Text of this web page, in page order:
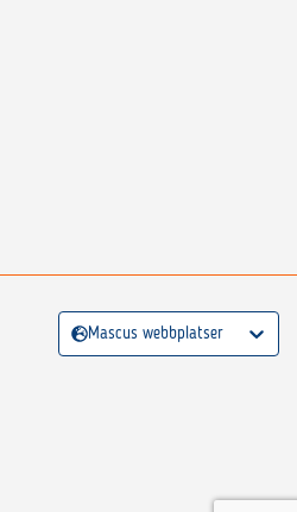
Mascus webbplatser